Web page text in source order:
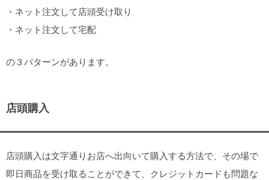
・ネット注文して店頭受け取り
・ネット注文して宅配
の３パターンがあります。
店頭購入
店頭購入は文字通りお店へ出向いて購入する方法で、その場で
即日商品を受け取ることができて、クレジットカードも問題な